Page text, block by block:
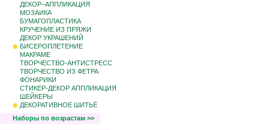
ДЕКОР–АППЛИКАЦИЯ
МОЗАИКА
БУМАГОПЛАСТИКА
КРУЧЕНИЕ ИЗ ПРЯЖИ
ДЕКОР УКРАШЕНИЙ
БИCЕРОПЛЕТЕНИЕ
МАКРАМЕ
ТВОРЧЕСТВО-АНТИСТРЕСС
ТВОРЧЕСТВО ИЗ ФЕТРА
ФОНАРИКИ
СТИКЕР-ДЕКОР АППЛИКАЦИЯ
ШЕЙКЕРЫ
ДЕКОРАТИВНОЕ ШИТЬЁ
Наборы по возрастам >>